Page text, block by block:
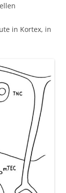
in Kortex, in